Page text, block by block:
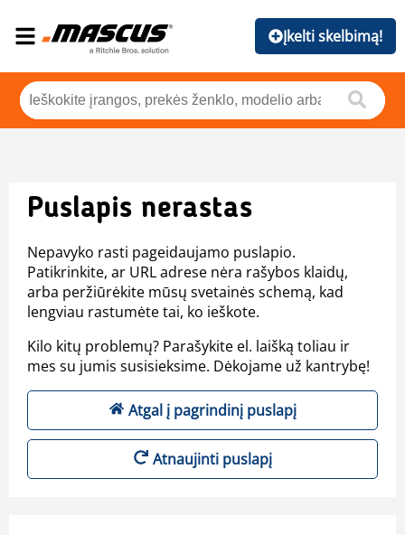
Įkelti skelbimą!
Puslapis nerastas
Nepavyko rasti pageidaujamo puslapio.
Patikrinkite, ar URL adrese nėra rašybos klaidų,
arba peržiūrėkite mūsų svetainės schemą, kad
lengviau rastumėte tai, ko ieškote.
Kilo kitų problemų? Parašykite el. laišką toliau ir
mes su jumis susisieksime. Dėkojame už kantrybę!
Atgal į pagrindinį puslapį
Atnaujinti puslapį